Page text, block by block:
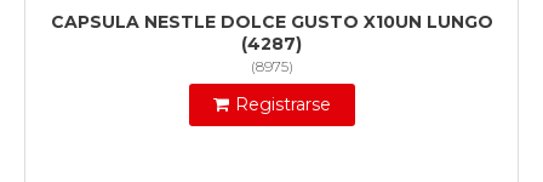
CAPSULA NESTLE DOLCE GUSTO X10UN LUNGO
(4287)
(8975)
Registrarse